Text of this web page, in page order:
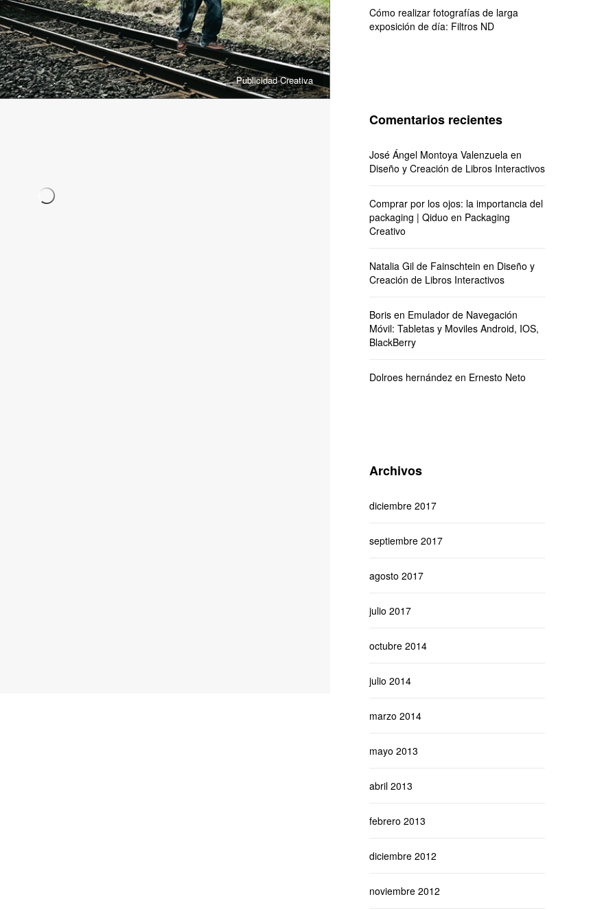
Publicidad Creativa
Cómo realizar fotografías de larga
exposición de día: Filtros ND
Comentarios recientes
José Ángel Montoya Valenzuelaen
Diseño y Creación de Libros Interactivos
Comprar por los ojos: la importancia del
packaging | Qiduo en Packaging
Creativo
Natalia Gil de Fainschtein en Diseño y
Creación de Libros Interactivos
Borisen Emulador de Navegación
Móvil: Tabletas y Moviles Android, IOS,
BlackBerry
Dolroes hernándezen Ernesto Neto
Archivos
diciembre 2017
septiembre 2017
agosto 2017
julio 2017
octubre 2014
julio 2014
marzo 2014
mayo 2013
abril 2013
febrero 2013
diciembre 2012
noviembre 2012